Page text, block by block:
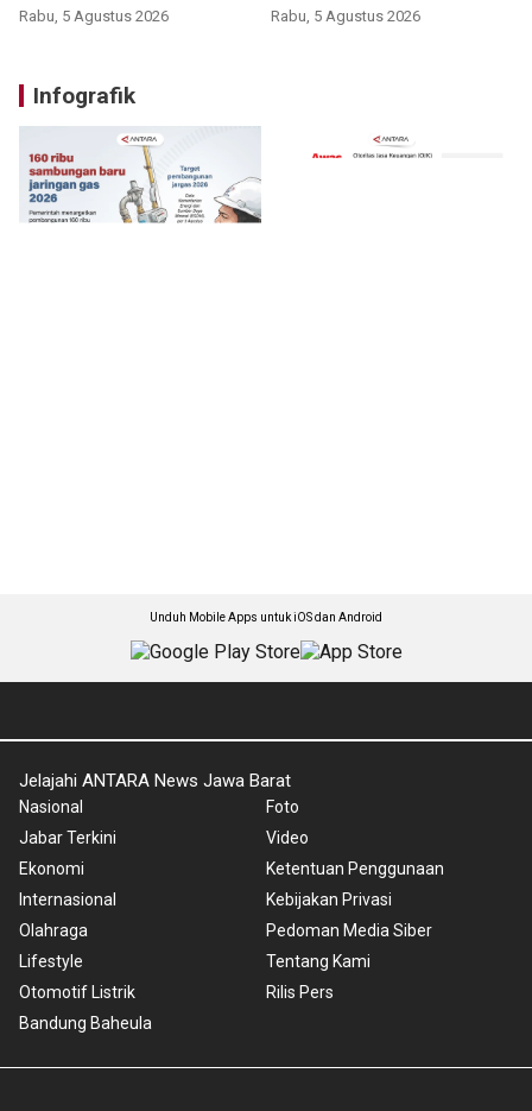
Rabu, 5 Agustus 2026 Rabu, 5 Agustus 2026
Infografik
Unduh Mobile Apps untuk iOS dan Android
Jelajahi ANTARA News Jawa Barat
Nasional
Jabar Terkini
Ekonomi
Internasional
Olahraga
Lifestyle
Otomotif Listrik
Bandung Baheula
Foto
Video
Ketentuan Penggunaan
Kebijakan Privasi
Pedoman Media Siber
Tentang Kami
Rilis Pers